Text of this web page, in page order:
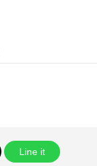
Line it